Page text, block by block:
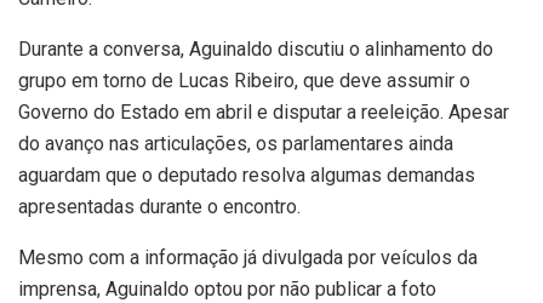
Durante a conversa, Aguinaldo discutiu o alinhamento do
grupo em torno de Lucas Ribeiro, que deve assumir o
Governo do Estado em abril e disputar a reeleição. Apesar
do avanço nas articulações, os parlamentares ainda
aguardam que o deputado resolva algumas demandas
apresentadas durante o encontro.
Mesmo com a informação já divulgada por veículos da
imprensa, Aguinaldo optou por não publicar a foto